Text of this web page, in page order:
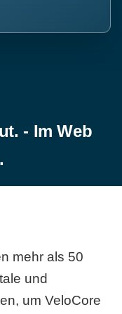
- Im Web
mehr als 50
und
um VeloCore